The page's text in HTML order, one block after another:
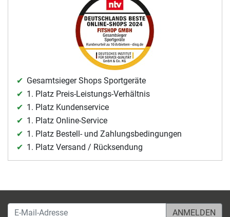
Gesamtsieger Shops Sportgeräte
1. Platz Preis-Leistungs-Verhältnis
1. Platz Kundenservice
1. Platz Online-Service
1. Platz Bestell- und Zahlungsbedingungen
1. Platz Versand / Rücksendung
E-Mail-Adresse